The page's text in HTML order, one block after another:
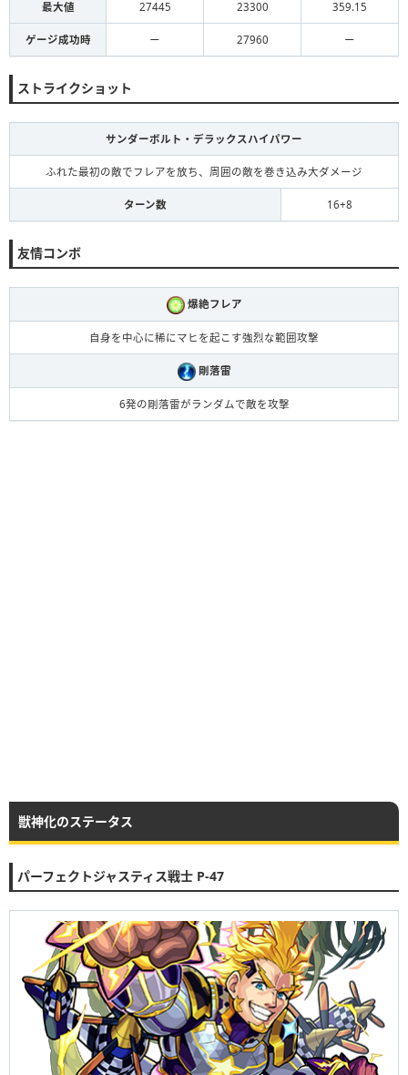
最大値 27445 23300 359.15
ゲージ成功時 ー 27960 ー
ストライクショット
サンダーボルト・デラックスハイパワー
ふれた最初の敵でフレアを放ち、周囲の敵を巻き込み大ダメージ
ターン数 16+8
友情コンボ
爆絶フレア
自身を中心に稀にマヒを起こす強烈な範囲攻撃
剛落雷
6発の剛落雷がランダムで敵を攻撃
獣神化のステータス
パーフェクトジャスティス戦士 P-47